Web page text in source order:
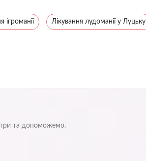
ігроманії Лікування лудоманії у Луцьку
та допоможемо.